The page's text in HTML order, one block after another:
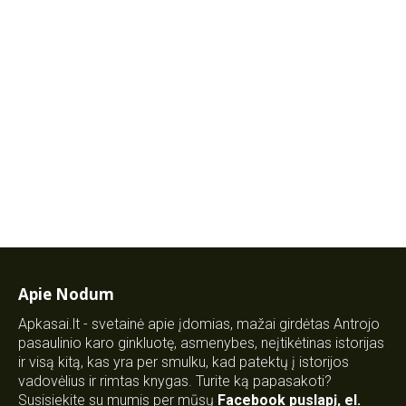
Apie Nodum
Apkasai.lt - svetainė apie įdomias, mažai girdėtas Antrojo
pasaulinio karo ginkluotę, asmenybes, neįtikėtinas istorijas
ir visą kitą, kas yra per smulku, kad patektų į istorijos
vadovėlius ir rimtas knygas. Turite ką papasakoti?
Susisiekite su mumis per mūsų Facebook puslapį, el.